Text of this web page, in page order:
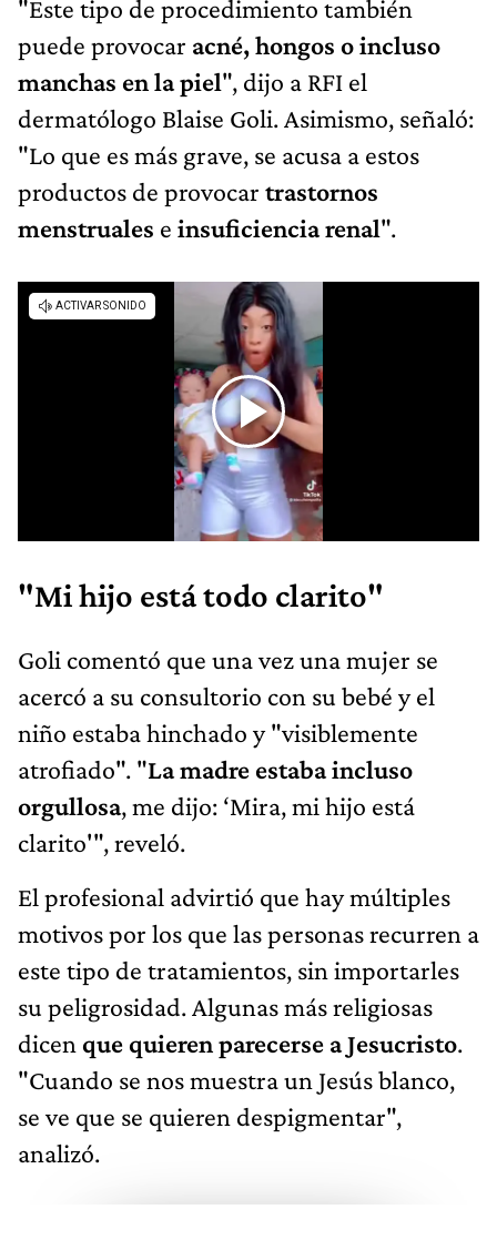
"Este tipo de procedimiento también
puede provocar acné, hongos o incluso
manchas en la piel", dijo a RFI el
dermatólogo Blaise Goli. Asimismo, señaló:
"Lo que es más grave, se acusa a estos
productos de provocar trastornos
menstruales e insuficiencia renal".
"Mi hijo está todo clarito"
Goli comentó que una vez una mujer se
acercó a su consultorio con su bebé y el
niño estaba hinchado y "visiblemente
atrofiado". "La madre estaba incluso
orgullosa, me dijo: ‘Mira, mi hijo está
clarito'", reveló.
El profesional advirtió que hay múltiples
motivos por los que las personas recurren a
este tipo de tratamientos, sin importarles
su peligrosidad. Algunas más religiosas
dicen que quieren parecerse a Jesucristo.
"Cuando se nos muestra un Jesús blanco,
se ve que se quieren despigmentar",
analizó.